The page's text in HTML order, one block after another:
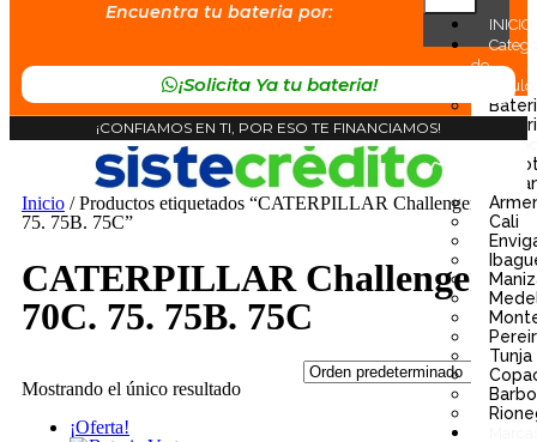
Encuentra tu bateria por:
INICIO
de
Vehiculo
Cali
Tunja
¡Solicita Ya tu bateria!
¡CONFIAMOS EN TI, POR ESO TE FINANCIAMOS!
Inicio / Productos etiquetados “CATERPILLAR Challenger 70C.
75. 75B. 75C”
CATERPILLAR Challenger
70C. 75. 75B. 75C
Mostrando el único resultado
¡Oferta!